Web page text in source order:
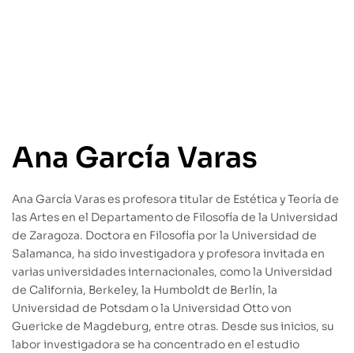
Ana García Varas
Ana García Varas es profesora titular de Estética y Teoría de
las Artes en el Departamento de Filosofía de la Universidad
de Zaragoza. Doctora en Filosofía por la Universidad de
Salamanca, ha sido investigadora y profesora invitada en
varias universidades internacionales, como la Universidad
de California, Berkeley, la Humboldt de Berlín, la
Universidad de Potsdam o la Universidad Otto von
Guericke de Magdeburg, entre otras. Desde sus inicios, su
labor investigadora se ha concentrado en el estudio